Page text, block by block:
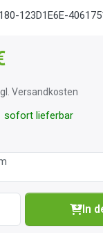
123D1E6E-
Versandkosten
sofort lieferbar
In